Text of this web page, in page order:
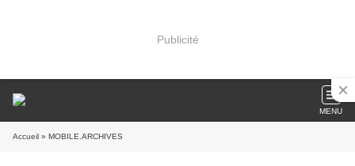
Publicité
MENU
Accueil » MOBILE.ARCHIVES